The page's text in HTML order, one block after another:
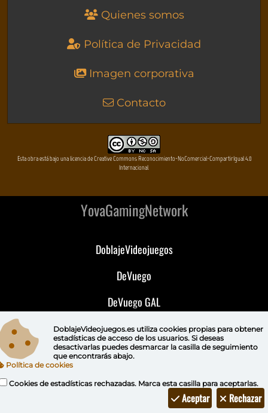
Quienes somos
Política de Privacidad
Imagen corporativa
Contacto
Esta obra está bajo una licencia de Creative Commons Reconocimiento-NoComercial-CompartirIgual 4.0
Internacional
YovaGamingNetwork
DoblajeVideojuegos
DeVuego
DeVuego GAL
DeVuego LATAM
DeVuego Portugal
DoblajeVideojuegos.es utiliza cookies propiaspara obtener
estadísticas de acceso de los usuarios. Si deseas
desactivarlas puedes desmarcar la casilla de seguimiento
que encontrarás abajo.
Política de cookies
Cookies de estadísticas rechazadas. Marca esta casilla para aceptarlas.
Rechazar
Aceptar